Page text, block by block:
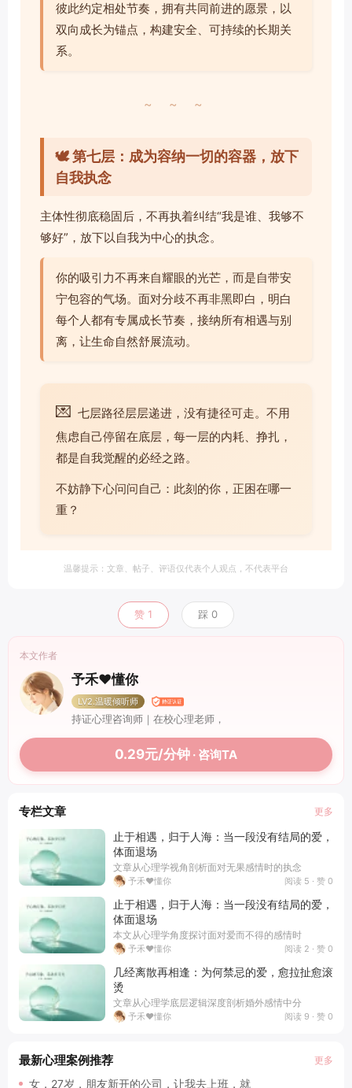
彼此约定相处节奏，拥有共同前进的愿景，以
双向成长为锚点，构建安全、可持续的长期关
系。
~ ~ ~
🕊️ 第七层：成为容纳一切的容器，放下
自我执念
主体性彻底稳固后，不再执着纠结“我是谁、我够不
够好”，放下以自我为中心的执念。
你的吸引力不再来自耀眼的光芒，而是自带安
宁包容的气场。面对分歧不再非黑即白，明白
每个人都有专属成长节奏，接纳所有相遇与别
离，让生命自然舒展流动。
💌 七层路径层层递进，没有捷径可走。不用
焦虑自己停留在底层，每一层的内耗、挣扎，
都是自我觉醒的必经之路。
不妨静下心问问自己：此刻的你，正困在哪一
重？
温馨提示：文章、帖子、评语仅代表个人观点，不代表平台
赞 1 踩 0
本文作者
予禾❤️懂你
LV2.温暖倾听师
持证心理咨询师｜在校心理老师，
0.29元/分钟 · 咨询TA
专栏文章 更多
止于相遇，归于人海：当一段没有结局的爱，
体面退场
文章从心理学视角剖析面对无果感情时的执念
予禾❤️懂你 阅读 5 · 赞 0
止于相遇，归于人海：当一段没有结局的爱，
体面退场
本文从心理学角度探讨面对爱而不得的感情时
予禾❤️懂你 阅读 2 · 赞 0
几经离散再相逢：为何禁忌的爱，愈拉扯愈滚
烫
文章从心理学底层逻辑深度剖析婚外感情中分
予禾❤️懂你 阅读 9 · 赞 0
最新心理案例推荐 更多
女，27岁，朋友新开的公司，让我去上班，就